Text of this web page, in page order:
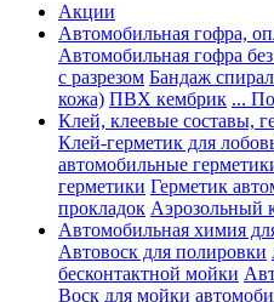
Акции
Автомобильная гофра,
Автомобильная гофра без
с разрезом Бандаж
кожа) ПВХ кембрик ...
Клей, клеевые составы,
Клей-герметик для
автомобильные
герметики Герметик
прокладок Аэрозольный
Автомобильная химия
Автовоск для полировки
бесконтактной мойки
Воск для мойки